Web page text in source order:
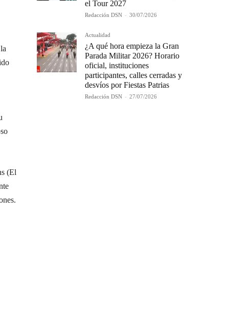
(El
el Tour 2027
Redacción DSN - 30/07/2026
Actualidad
¿A qué hora empieza la Gran
Parada Militar 2026? Horario
oficial, instituciones
participantes, calles cerradas y
desvíos por Fiestas Patrias
Redacción DSN - 27/07/2026